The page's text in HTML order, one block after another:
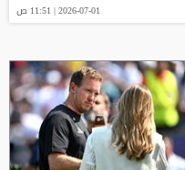
2026-07-01 | 11:51 ص